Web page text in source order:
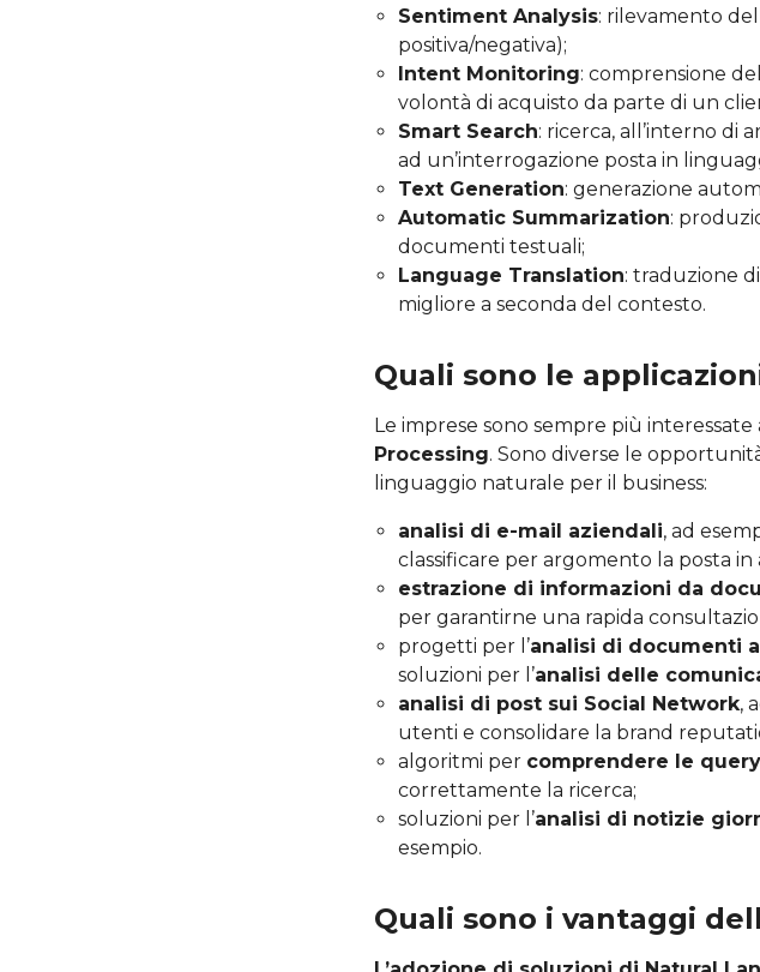
Sentiment Analysis: rilevamento
positiva/negativa);
Intent Monitoring: comprensione
volontà di acquisto da parte di un
Smart Search: ricerca, all’interno di
ad un’interrogazione posta in
Text Generation: generazione
Automatic Summarization:
documenti testuali;
Language Translation: traduzione
migliore a seconda del contesto.
Quali sono le
Le imprese sono sempre più interessate
Processing. Sono diverse le
linguaggio naturale per il business:
analisi di e-mail aziendali, ad
classificare per argomento la posta in
estrazione di informazioni da
per garantirne una rapida
progetti per l’analisi di documenti
soluzioni per l’analisi delle
analisi di post sui Social Network,
utenti e consolidare la brand
algoritmi per comprendere le
correttamente la ricerca;
soluzioni per l’analisi di notizie
esempio.
Quali sono i vantaggi